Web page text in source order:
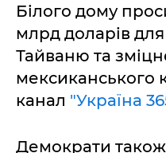
Білого дому
млрд доларів для
Тайваню та
мексиканського
канал "Україна
Демократи